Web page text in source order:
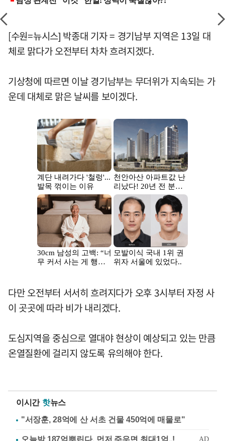
[수원=뉴시스] 박종대 기자 = 경기남부 지역은 13일 대
체로 맑다가 오전부터 차차 흐려지겠다.
기상청에 따르면 이날 경기남부는 무더위가 지속되는 가
운데 대체로 맑은 날씨를 보이겠다.
다만 오전부터 서서히 흐려지다가 오후 3시부터 자정 사
이 곳곳에 따라 비가 내리겠다.
도심지역을 중심으로 열대야 현상이 예상되고 있는 만큼
온열질환에 걸리지 않도록 유의해야 한다.
이시간 핫뉴스
"서장훈, 28억에 산 서초 건물 450억에 매물로"